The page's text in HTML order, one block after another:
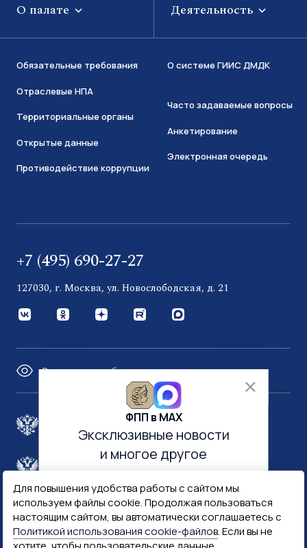
Для повышения удобства работы с сайтом мы
используем файлы cookie. Продолжая пользоваться
настоящим сайтом, вы автоматически соглашаетесь с
Политикой использования cookie-файлов. Если вы не
О палате Деятельность
Обязательные требования
Отраслевые НПА
Территориальные органы
Открытые данные
Противодействие коррупции
О системе ГИИС ДМДК
Часто задаваемые вопросы
Анкетирование
Электронная очередь
+7 (495) 690-27-27
127030, г. Москва, ул. Новослободская, д. 21
Версия для слабовидящих
Правительство России
Госуслуги Госключ
ФПП в МАХ
Эксклюзивные новости
и многое другое